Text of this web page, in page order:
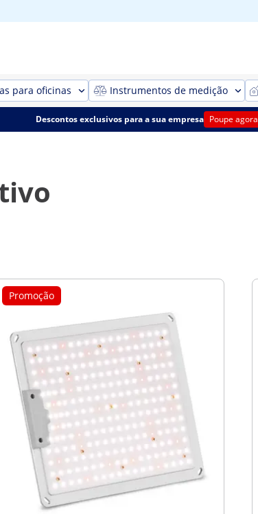
para oficinas Instrumentos de medição
Descontos exclusivos para a sua empresa Poupe agora
Promoção